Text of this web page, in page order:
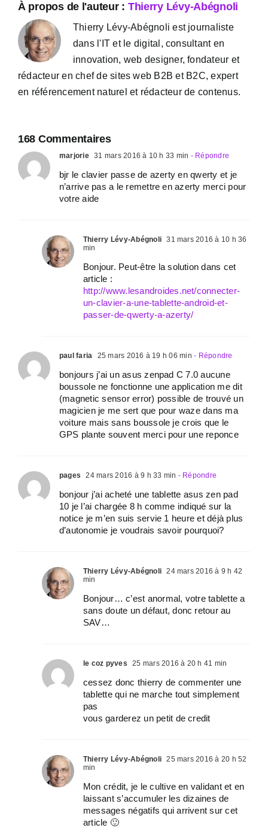
À propos de l'auteur : Thierry Lévy-Abégnoli
Thierry Lévy-Abégnoli est journaliste
dans l'IT et le digital, consultant en
innovation, web designer, fondateur et
rédacteur en chef de sites web B2B et B2C, expert
en référencement naturel et rédacteur de contenus.
168 Commentaires
marjorie 31 mars 2016 à 10 h 33 min - Répondre
bjr le clavier passe de azerty en qwerty et je
n’arrive pas a le remettre en azerty merci pour
votre aide
Thierry Lévy-Abégnoli 31 mars 2016 à 10 h 36
min
Bonjour. Peut-être la solution dans cet
article :
http://www.lesandroides.net/connecter-
un-clavier-a-une-tablette-android-et-
passer-de-qwerty-a-azerty/
paul faria 25 mars 2016 à 19 h 06 min - Répondre
bonjours j’ai un asus zenpad C 7.0 aucune
boussole ne fonctionne une application me dit
(magnetic sensor error) possible de trouvé un
magicien je me sert que pour waze dans ma
voiture mais sans boussole je crois que le
GPS plante souvent merci pour une reponce
pages 24 mars 2016 à 9 h 33 min - Répondre
bonjour j’ai acheté une tablette asus zen pad
10 je l’ai chargée 8 h comme indiqué sur la
notice je m’en suis servie 1 heure et déjà plus
d’autonomie je voudrais savoir pourquoi?
Thierry Lévy-Abégnoli 24 mars 2016 à 9 h 42
min
Bonjour… c’est anormal, votre tablette a
sans doute un défaut, donc retour au
SAV…
le coz pyves 25 mars 2016 à 20 h 41 min
cessez donc thierry de commenter une
tablette qui ne marche tout simplement
pas
vous garderez un petit de credit
Thierry Lévy-Abégnoli 25 mars 2016 à 20 h 52
min
Mon crédit, je le cultive en validant et en
laissant s’accumuler les dizaines de
messages négatifs qui arrivent sur cet
article 🙂